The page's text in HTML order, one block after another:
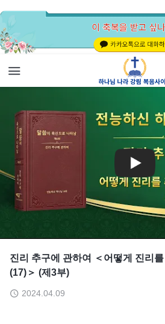
진리 추구에 관하여 ＜어떻게 진리
(17)＞ (제3부)
2024.04.09